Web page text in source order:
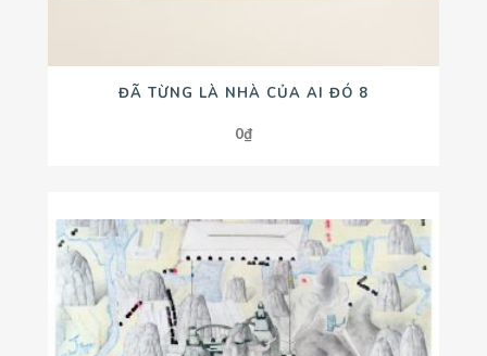
ĐÃ TỪNG LÀ NHÀ CỦA AI ĐÓ 8
0₫